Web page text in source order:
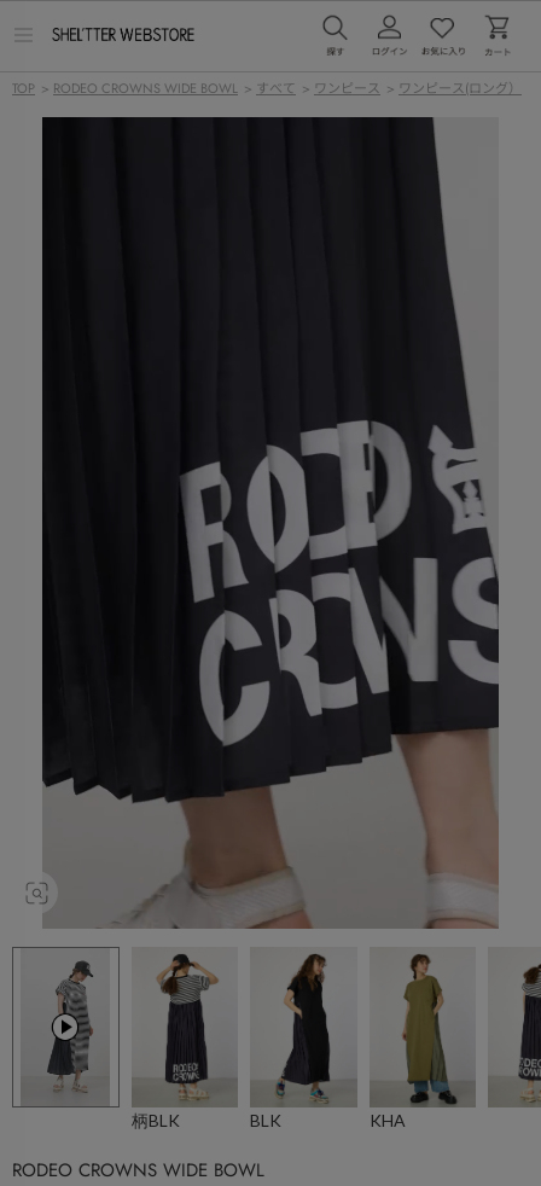
ー
TOP > RODEO CROWNS WIDE BOWL > すべて > ワンピース > ワンピース(ロング）
柄BLK BLK KHA
RODEO CROWNS WIDE BOWL